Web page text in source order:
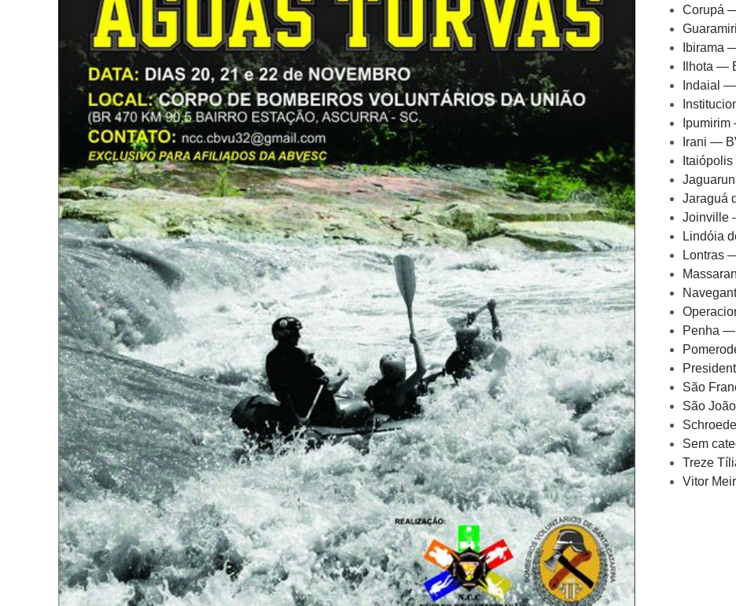
Corupá
Ibirama
Ilhota —
Indaial
Irani —
Jaraguá
Joinville
Lindóia
Lontras
Penha —
São
São
Sem
Treze
Vitor